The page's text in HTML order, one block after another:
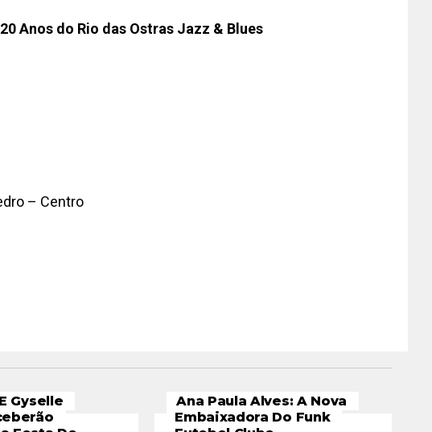
Anos do Rio das Ostras Jazz & Blues
– Centro
Gyselle
Ana Paula Alves: A Nova
Embaixadora Do Funk